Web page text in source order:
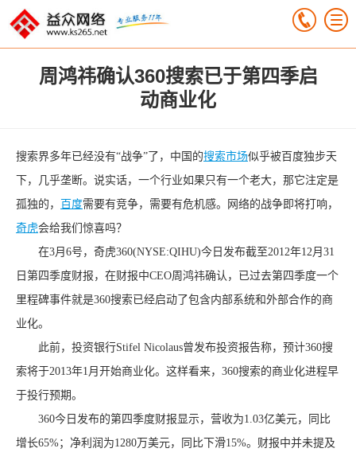
周鸿祎确认360搜索已于第四季启
动商业化
搜索界多年已经没有“战争”了，中国的搜索市场似乎被百度独步天
下，几乎垄断。说实话，一个行业如果只有一个老大，那它注定是
孤独的，
百度需要有竞争，需要有危机感。网络的战争即将打响，
奇虎会给我们惊喜吗？
在3月6号，奇虎360(NYSE:QIHU)今日发布截至2012年12月31
日第四季度财报，在财报中CEO周鸿祎确认，已过去第四季度一个
里程碑事件就是360搜索已经启动了包含内部系统和外部合作的商
业化。
此前，投资银行Stifel Nicolaus曾发布投资报告称，预计360搜
索将于2013年1月开始商业化。这样看来，360搜索的商业化进程早
于投行预期。
360今日发布的第四季度财报显示，营收为1.03亿美元，同比
增长65%；净利润为1280万美元，同比下滑15%。财报中并未提及